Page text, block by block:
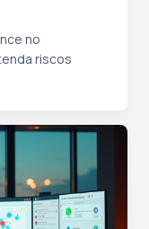
no
riscos